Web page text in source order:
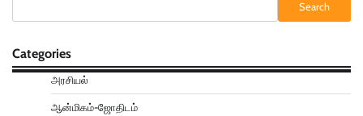
Search
Categories
அரசியல்
ஆன்மிகம்-ஜோதிடம்